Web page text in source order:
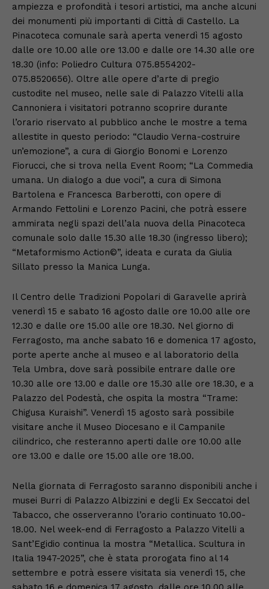
ampiezza e profondità i tesori artistici, ma anche alcuni
dei monumenti più importanti di Città di Castello. La
Pinacoteca comunale sarà aperta venerdì 15 agosto
dalle ore 10.00 alle ore 13.00 e dalle ore 14.30 alle ore
18.30 (info: Poliedro Cultura 075.8554202-
075.8520656). Oltre alle opere d’arte di pregio
custodite nel museo, nelle sale di Palazzo Vitelli alla
Cannoniera i visitatori potranno scoprire durante
l’orario riservato al pubblico anche le mostre a tema
allestite in questo periodo: “Claudio Verna-costruire
un’emozione”, a cura di Giorgio Bonomi e Lorenzo
Fiorucci, che si trova nella Event Room; “La Commedia
umana. Un dialogo a due voci”, a cura di Simona
Bartolena e Francesca Barberotti, con opere di
Armando Fettolini e Lorenzo Pacini, che potrà essere
ammirata negli spazi dell’ala nuova della Pinacoteca
comunale solo dalle 15.30 alle 18.30 (ingresso libero);
“Metaformismo Action©”, ideata e curata da Giulia
Sillato presso la Manica Lunga.
Il Centro delle Tradizioni Popolari di Garavelle aprirà
venerdì 15 e sabato 16 agosto dalle ore 10.00 alle ore
12.30 e dalle ore 15.00 alle ore 18.30. Nel giorno di
Ferragosto, ma anche sabato 16 e domenica 17 agosto,
porte aperte anche al museo e al laboratorio della
Tela Umbra, dove sarà possibile entrare dalle ore
10.30 alle ore 13.00 e dalle ore 15.30 alle ore 18.30, e a
Palazzo del Podestà, che ospita la mostra “Trame:
Chigusa Kuraishi”. Venerdì 15 agosto sarà possibile
visitare anche il Museo Diocesano e il Campanile
cilindrico, che resteranno aperti dalle ore 10.00 alle
ore 13.00 e dalle ore 15.00 alle ore 18.00.
Nella giornata di Ferragosto saranno disponibili anche i
musei Burri di Palazzo Albizzini e degli Ex Seccatoi del
Tabacco, che osserveranno l’orario continuato 10.00-
18.00. Nel week-end di Ferragosto a Palazzo Vitelli a
Sant’Egidio continua la mostra “Metallica. Scultura in
Italia 1947-2025”, che è stata prorogata fino al 14
settembre e potrà essere visitata sia venerdì 15, che